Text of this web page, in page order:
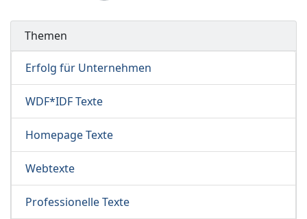
Themen
Erfolg für Unternehmen
WDF*IDF Texte
Homepage Texte
Webtexte
Professionelle Texte